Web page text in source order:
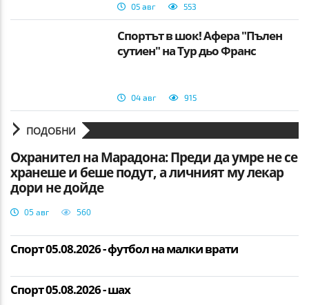
05 авг 553
Спортът в шок! Афера "Пълен
сутиен" на Тур дьо Франс
04 авг 915
ПОДОБНИ
Охранител на Марадона: Преди да умре не се
хранеше и беше подут, а личният му лекар
дори не дойде
05 авг 560
Спорт 05.08.2026 - футбол на малки врати
Спорт 05.08.2026 - шах